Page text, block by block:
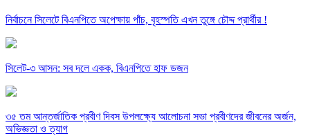
নির্বাচনে সিলেটে বিএনপিতে অপেক্ষায় পাঁচ, বৃহস্পতি এখন তুঙ্গে চৌদ্দ প্রার্থীর !
সিলেট-৩ আসন: সব দলে একক, বিএনপিতে হাফ ডজন
৩৫ তম আন্তর্জাতিক প্রবীণ দিবস উপলক্ষ্যে আলোচনা সভা প্রবীণদের জীবনের অর্জন,
অভিজ্ঞতা ও ত্যাগ